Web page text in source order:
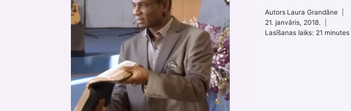
Autors Laura Grandāne
21. janvāris, 2018.
Lasīšanas laiks: 21 minutes